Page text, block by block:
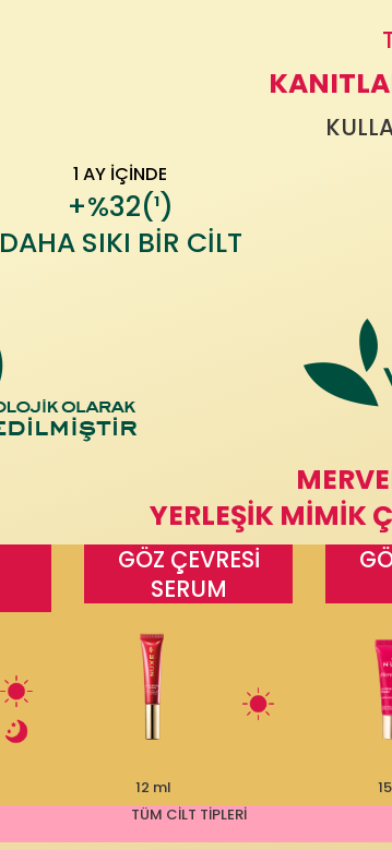
1 AY İÇİNDE
+%32(¹)
DAHA SIKI BİR CİLT
YERLEŞİK MİMİK
GÖZ ÇEVRESİ
SERUM
12 ml
TÜM CİLT TİPLERİ